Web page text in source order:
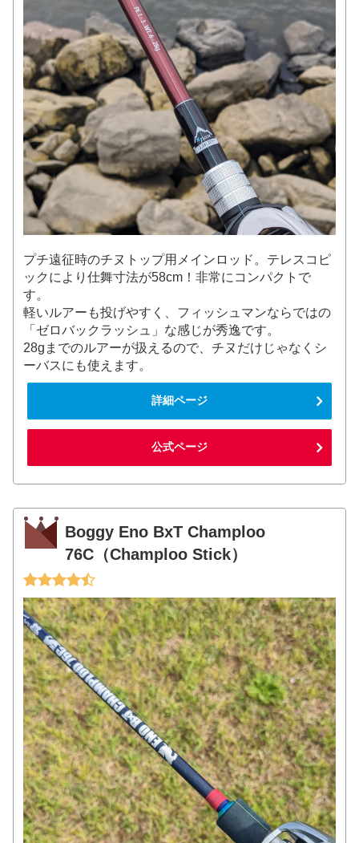
プチ遠征時のチヌトップ用メインロッド。テレスコピ
ックにより仕舞寸法が58cm！非常にコンパクトで
す。
軽いルアーも投げやすく、フィッシュマンならではの
「ゼロバックラッシュ」な感じが秀逸です。
28gまでのルアーが扱えるので、チヌだけじゃなくシ
ーバスにも使えます。
詳細ページ
公式ページ
Boggy Eno BxT Champloo
76C（Champloo Stick）